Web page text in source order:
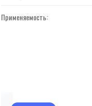
Применяемость: